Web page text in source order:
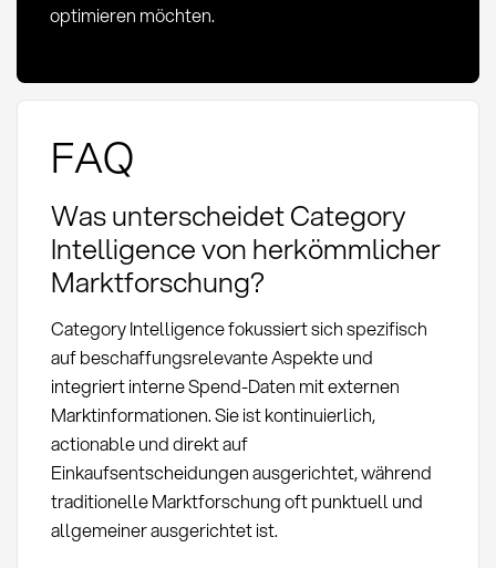
optimieren möchten.
FAQ
Was unterscheidet Category
Intelligence von herkömmlicher
Marktforschung?
Category Intelligence fokussiert sich spezifisch
auf beschaffungsrelevante Aspekte und
integriert interne Spend-Daten mit externen
Marktinformationen. Sie ist kontinuierlich,
actionable und direkt auf
Einkaufsentscheidungen ausgerichtet, während
traditionelle Marktforschung oft punktuell und
allgemeiner ausgerichtet ist.